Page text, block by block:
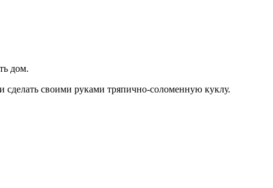
дом.
сделать своими руками тряпично-соломенную куклу.